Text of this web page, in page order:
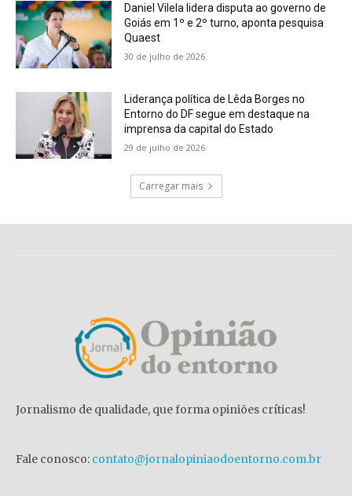
Daniel Vilela lidera disputa ao governo de
Goiás em 1º e 2º turno, aponta pesquisa
Quaest
30 de julho de 2026
Liderança política de Lêda Borges no
Entorno do DF segue em destaque na
imprensa da capital do Estado
29 de julho de 2026
Carregar mais
Jornalismo de qualidade, que forma opiniões críticas!
Fale conosco: contato@jornalopiniaodoentorno.com.br